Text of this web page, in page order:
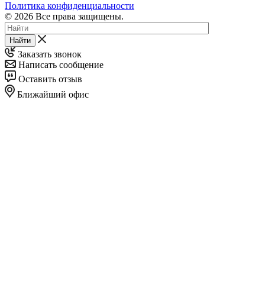
Политика конфиденциальности
© 2026 Все права защищены.
Найти
Заказать звонок
Написать сообщение
Оставить отзыв
Ближайший офис